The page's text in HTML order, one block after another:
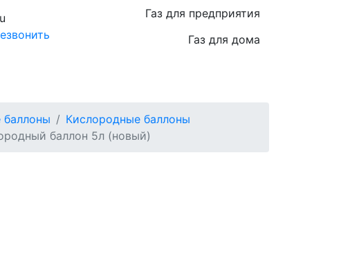
Газ для предприятия
Газ для дома
баллоны
Кислородные баллоны
баллон 5л (новый)